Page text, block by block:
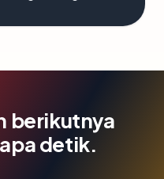
berikutnya
detik.